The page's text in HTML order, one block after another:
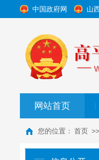
中国政府网 山
网站首页
您的位置： 首页 >>